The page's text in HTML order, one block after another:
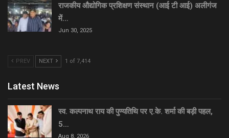
राजकीय औद्योगिक प्रशिक्षण संस्थान (आई टी आई) अलीगंज
में…
Jun 30, 2025
PREV NEXT 1 of 7,414
Latest News
स्व. कल्पनाथ राय की पुण्यतिथि पर ए.के. शर्मा की बड़ी पहल,
5…
Aug 8, 2026